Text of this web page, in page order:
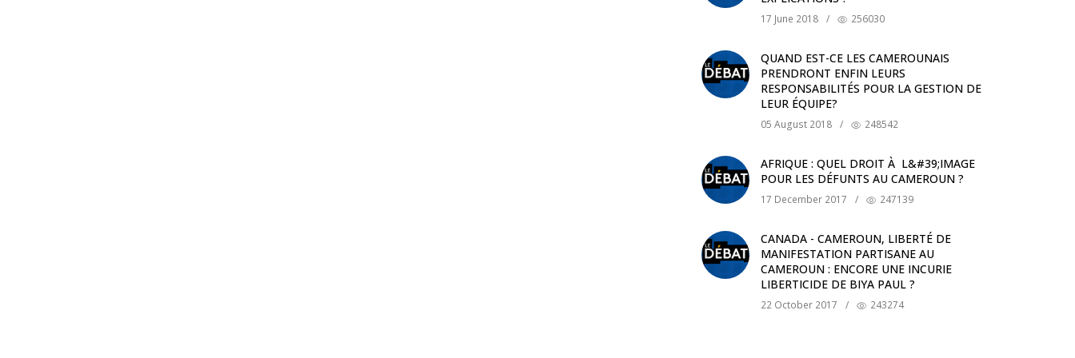
17 June 2018 / 256030
QUAND EST-CE LES CAMEROUNAIS
PRENDRONT ENFIN LEURS
RESPONSABILITÉS POUR LA GESTION DE
LEUR ÉQUIPE?
05 August 2018 / 248542
AFRIQUE : QUEL DROIT À L&#39;IMAGE
POUR LES DÉFUNTS AU CAMEROUN ?
17 December 2017 / 247139
CANADA - CAMEROUN, LIBERTÉ DE
MANIFESTATION PARTISANE AU
CAMEROUN : ENCORE UNE INCURIE
LIBERTICIDE DE BIYA PAUL ?
22 October 2017 / 243274